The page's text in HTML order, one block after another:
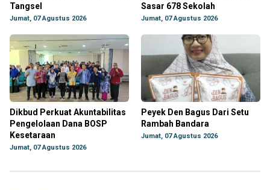
Tangsel
Jumat, 07 Agustus 2026
Sasar 678 Sekolah
Jumat, 07 Agustus 2026
Dikbud Perkuat Akuntabilitas
Pengelolaan Dana BOSP
Kesetaraan
Jumat, 07 Agustus 2026
Peyek Den Bagus Dari Setu
Rambah Bandara
Jumat, 07 Agustus 2026